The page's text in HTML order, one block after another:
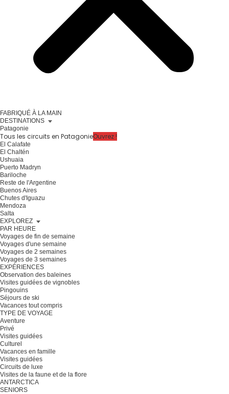
FABRIQUÉ À LA MAIN
DESTINATIONS
Patagonie
Tous les circuits en PatagonieOuvrez !
El Calafate
El Chaltén
Ushuaia
Puerto Madryn
Bariloche
Reste de l'Argentine
Buenos Aires
Chutes d'Iguazu
Mendoza
Salta
EXPLOREZ
PAR HEURE
Voyages de fin de semaine
Voyages d'une semaine
Voyages de 2 semaines
Voyages de 3 semaines
EXPÉRIENCES
Observation des baleines
Visites guidées de vignobles
Pingouins
Séjours de ski
Vacances tout compris
TYPE DE VOYAGE
Aventure
Privé
Visites guidées
Culturel
Vacances en famille
Visites guidées
Circuits de luxe
Visites de la faune et de la flore
ANTARCTICA
SENIORS